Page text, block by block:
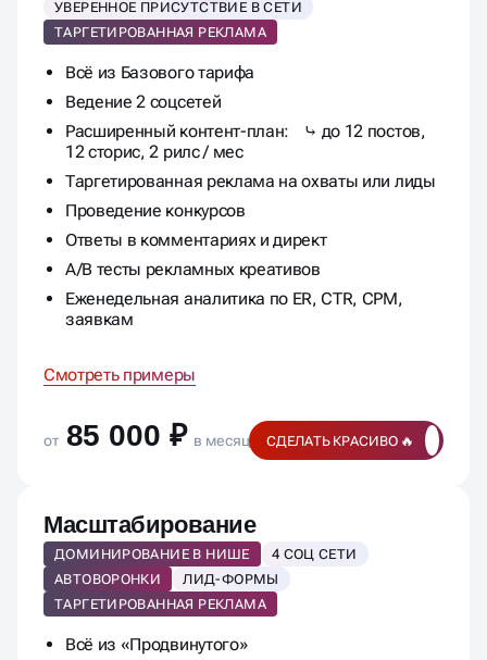
УВЕРЕННОЕ ПРИСУТСТВИЕ В СЕТИ
ТАРГЕТИРОВАННАЯ РЕКЛАМА
Всё из Базового тарифа
Ведение 2 соцсетей
Расширенный контент-план: ⤷ до 12 постов,
12 сторис, 2 рилс / мес
Таргетированная реклама на охваты или лиды
Проведение конкурсов
Ответы в комментариях и директ
A/B тесты рекламных креативов
Еженедельная аналитика по ER, CTR, CPM,
заявкам
Смотреть примеры
от 85 000 ₽ в месяц СДЕЛАТЬ КРАСИВО 🔥
Масштабирование
ДОМИНИРОВАНИЕ В НИШЕ
4 СОЦ СЕТИ
АВТОВОРОНКИ
ЛИД-ФОРМЫ
ТАРГЕТИРОВАННАЯ РЕКЛАМА
Всё из «Продвинутого»